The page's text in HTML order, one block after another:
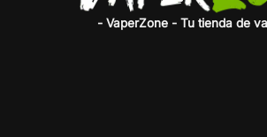
- VaperZone - Tu tienda de